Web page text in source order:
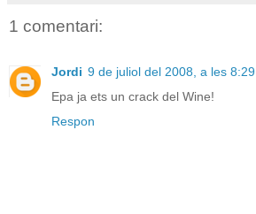
1 comentari:
Jordi 9 de juliol del 2008, a les 8:29
Epa ja ets un crack del Wine!
Respon